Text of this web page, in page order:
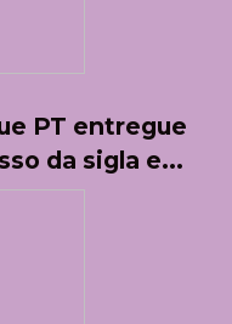
PT entregue
da sigla e...